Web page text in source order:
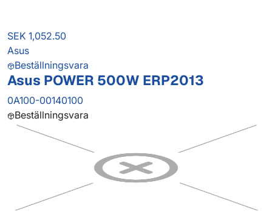
SEK 1,052.50
Asus
Beställningsvara
Asus POWER 500W ERP2013
0A100-00140100
Beställningsvara